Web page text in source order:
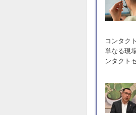
コンタク
単なる現
ンタクト